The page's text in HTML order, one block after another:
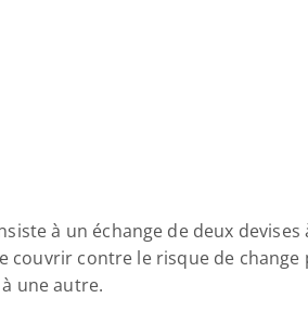
à un échange de deux
contre le risque de change
une autre.